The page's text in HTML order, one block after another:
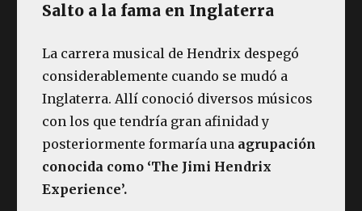
Salto a la fama en Inglaterra
La carrera musical de Hendrix despegó
considerablemente cuando se mudó a
Inglaterra. Allí conoció diversos músicos
con los que tendría gran afinidad y
posteriormente formaría una agrupación
conocida como ‘The Jimi Hendrix
Experience’.